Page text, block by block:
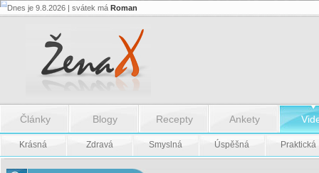
Werich:
Dnes je 9.8.2026 | svátek má Roman
Články Blogy Recepty Ankety
Krásná Zdravá Smyslná Úspěšná Praktická